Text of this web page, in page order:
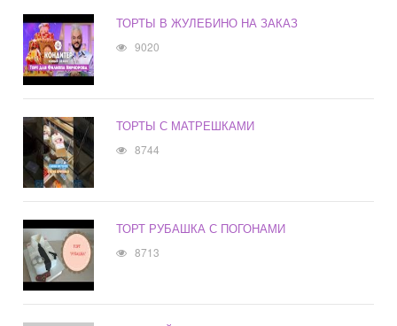
ТОРТЫ В ЖУЛЕБИНО НА ЗАКАЗ
9020
ТОРТЫ С МАТРЕШКАМИ
8744
ТОРТ РУБАШКА С ПОГОНАМИ
8713